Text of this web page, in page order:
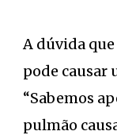
A dúvida
pode causar
“Sabemos
pulmão